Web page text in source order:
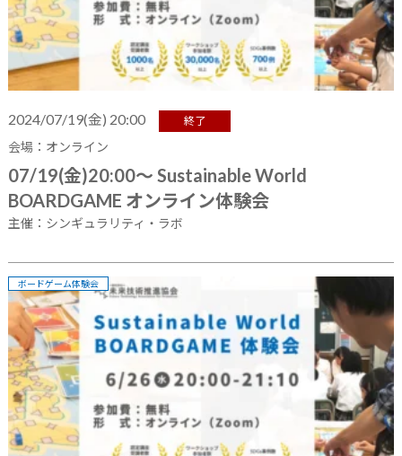
2024/07/19(金) 20:00 終了
会場：オンライン
07/19(金)20:00～ Sustainable World
BOARDGAME オンライン体験会
主催：シンギュラリティ・ラボ
ボードゲーム体験会